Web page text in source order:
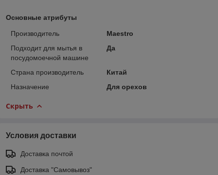
Основные атрибуты
Производитель
Maestro
Подходит для мытья в
посудомоечной машине
Да
Страна производитель
Китай
Назначение
Для орехов
Скрыть
Условия доставки
Доставка почтой
Доставка "Самовывоз"